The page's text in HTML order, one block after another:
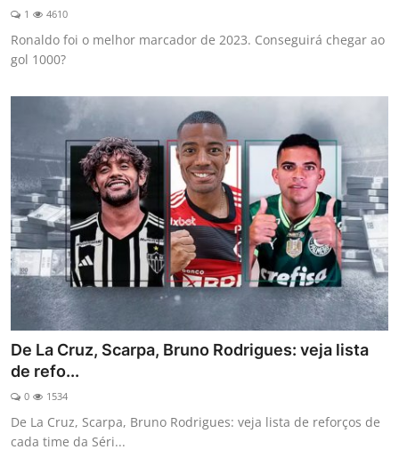
1 4610
Ronaldo foi o melhor marcador de 2023. Conseguirá chegar ao
gol 1000?
De La Cruz, Scarpa, Bruno Rodrigues: veja lista
de refo...
0 1534
De La Cruz, Scarpa, Bruno Rodrigues: veja lista de reforços de
cada time da Séri...